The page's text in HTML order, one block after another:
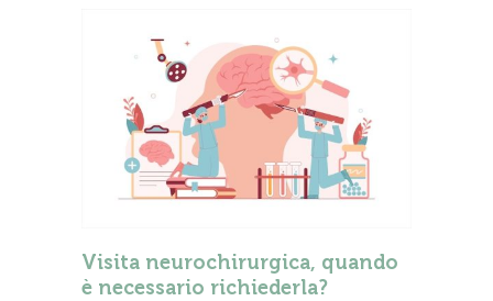
Visita neurochirurgica, quando
è necessario richiederla?